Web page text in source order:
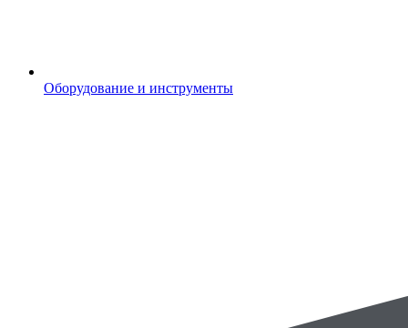
Оборудование и инструменты